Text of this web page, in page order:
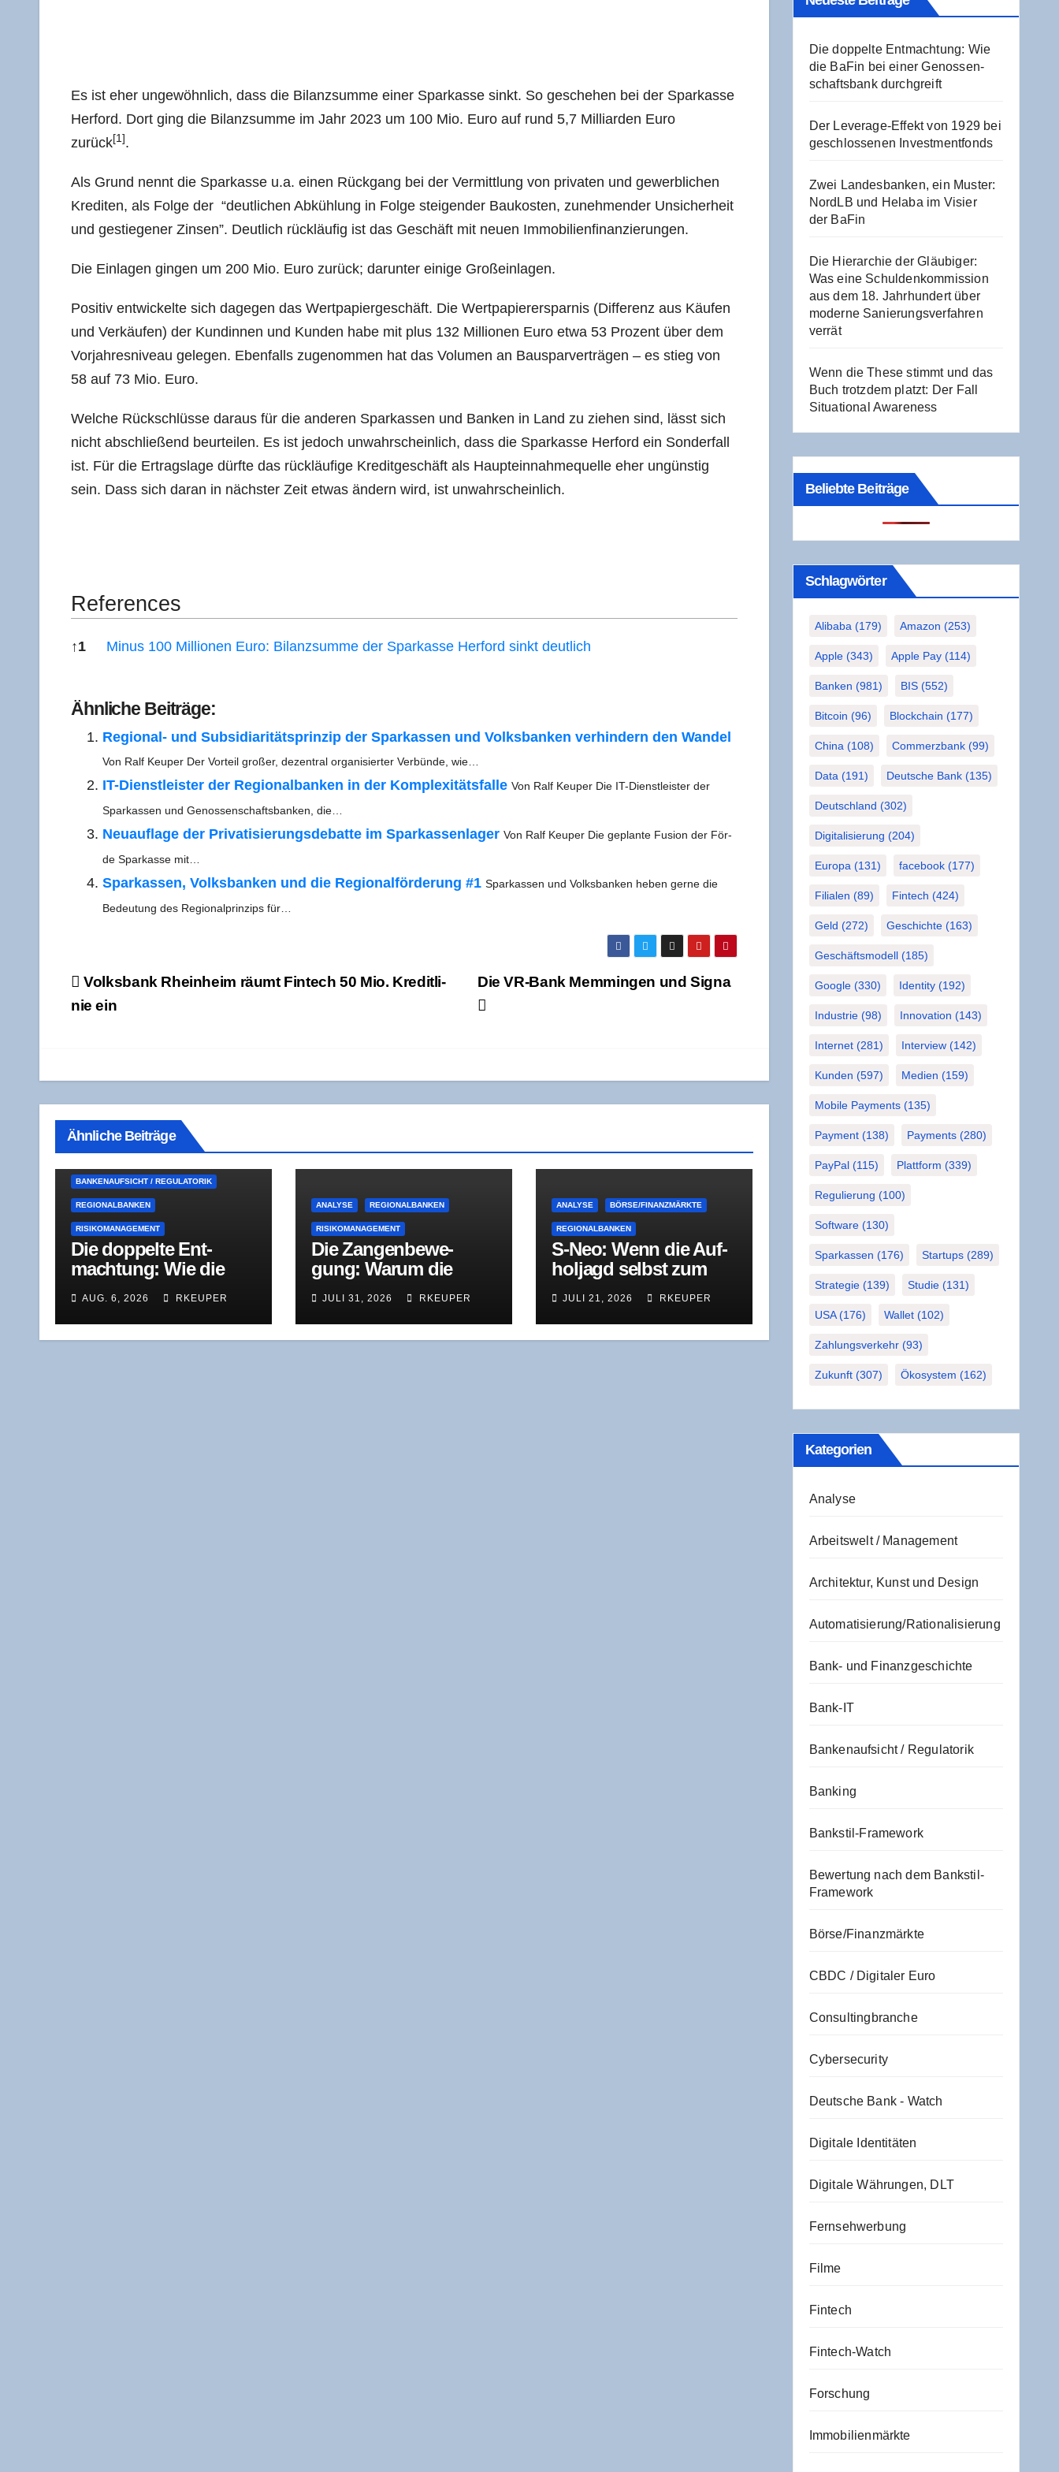
Es ist eher unge­wöhn­lich, dass die Bilanz­sum­me einer Spar­kas­se sinkt. So gesche­hen bei der Spar­kas­se
Her­ford. Dort ging die Bilanz­sum­me im Jahr 2023 um 100 Mio. Euro auf rund 5,7 Mil­li­ar­den Euro
zurück[1] .
Als Grund nennt die Spar­kas­se u.a. einen Rück­gang bei der Ver­mitt­lung von pri­va­ten und gewerb­li­chen
Kre­di­ten, als Fol­ge der “deut­li­chen Abküh­lung in Fol­ge stei­gen­der Bau­kos­ten, zuneh­men­der Unsi­cher­heit
und gestie­ge­ner Zin­sen”. Deut­lich rück­läu­fig ist das Geschäft mit neu­en Immobilienfinanzierungen.
Die Ein­la­gen gin­gen um 200 Mio. Euro zurück; dar­un­ter eini­ge Großeinlagen.
Posi­tiv ent­wi­ckel­te sich dage­gen das Wert­pa­pier­ge­schäft. Die Wert­pa­pier­er­spar­nis (Dif­fe­renz aus Käu­fen
und Ver­käu­fen) der Kun­din­nen und Kun­den habe mit plus 132 Mil­lio­nen Euro etwa 53 Pro­zent über dem
Vor­jah­res­ni­veau gele­gen. Eben­falls zuge­nom­men hat das Volu­men an Bau­spar­ver­trä­gen – es stieg von
58 auf 73 Mio. Euro.
Wel­che Rück­schlüs­se dar­aus für die ande­ren Spar­kas­sen und Ban­ken in Land zu zie­hen sind, lässt sich
nicht abschlie­ßend beur­tei­len. Es ist jedoch unwahr­schein­lich, dass die Spar­kas­se Her­ford ein Son­der­fall
ist. Für die Ertrags­la­ge dürf­te das rück­läu­fi­ge Kre­dit­ge­schäft als Haupt­ein­nah­me­quel­le eher ungüns­tig
sein. Dass sich dar­an in nächs­ter Zeit etwas ändern wird, ist unwahrscheinlich.
Refe­ren­ces
↑1 Minus 100 Mil­lio­nen Euro: Bilanz­sum­me der Spar­kas­se Her­ford sinkt deutlich
Ähn­li­che Beiträge:
Regio­nal- und Sub­si­dia­ri­täts­prin­zip der Spar­kas­sen und Volks­ban­ken ver­hin­dern den Wan­del
Von Ralf Keu­per Der Vor­teil gro­ßer, dezen­tral orga­ni­sier­ter Ver­bün­de, wie…
IT-Diens­t­­leis­­ter der Regio­nal­ban­ken in der Kom­ple­xi­täts­fal­le Von Ralf Keu­per Die IT-Diens­t­­leis­­ter der
Spar­kas­sen und Genos­sen­schafts­ban­ken, die…
Neu­auf­la­ge der Pri­va­ti­sie­rungs­de­bat­te im Spar­kas­sen­la­ger Von Ralf Keu­per Die geplan­te Fusi­on der För­
de Spar­kas­se mit…
Spar­kas­sen, Volks­ban­ken und die Regio­nal­för­de­rung #1 Spar­kas­sen und Volks­ban­ken heben ger­ne die
Bedeu­tung des Regio­nal­prin­zips für…
Beitragsnavigation Die VR-Bank Mem­min­gen und Signa
Volks­bank Rhein­heim räumt Fin­tech 50 Mio. Kre­dit­li­
nie ein
Ähnliche Beiträge
BANKENAUFSICHT / REGULATORIK
REGIONALBANKEN
RISIKOMANAGEMENT
Die dop­pel­te Ent­
mach­tung: Wie die
Genos­sen­schafts­bank
durchgreift
AUG. 6, 2026 RKEUPER
ANALYSE REGIONALBANKEN
RISIKOMANAGEMENT
Die Zan­gen­be­we­
gung: War­um die
nur ein Pro­blem des
Süd­wes­tens, son­dern
der Spar­kas­sen ins­ge­
JULI 31, 2026 RKEUPER
ANALYSE BÖRSE/FINANZMÄRKTE
REGIONALBANKEN
S‑Neo: Wenn die Auf­
hol­jagd selbst zum
JULI 21, 2026 RKEUPER
Die dop­pel­te Ent­mach­tung: Wie
die BaFin bei einer Genos­sen­
schafts­bank durchgreift
Der Levera­ge-Effekt von 1929 bei
geschlos­se­nen Investmentfonds
Zwei Lan­des­ban­ken, ein Mus­ter:
NordLB und Hela­ba im Visier
der BaFin
Die Hier­ar­chie der Gläu­bi­ger:
Was eine Schul­den­kom­mis­si­on
aus dem 18. Jahr­hun­dert über
moder­ne Sanie­rungs­ver­fah­ren
verrät
Wenn die The­se stimmt und das
Buch trotz­dem platzt: Der Fall
Situa­tio­nal Awareness
Beliebte Beiträge
Schlag­wör­ter
Alibaba (179) Amazon (253)
Apple(343) Apple Pay(114)
Banken (981) BIS(552)
Bitcoin (96) Blockchain (177)
China (108) Commerzbank(99)
Data (191) Deutsche Bank(135)
Deutschland (302)
Digitalisierung (204)
Europa (131) facebook(177)
Filialen (89) Fintech (424)
Geld (272) Geschichte(163)
Geschäftsmodell(185)
Google(330) Identity(192)
Industrie(98) Innovation (143)
Internet(281) Interview(142)
Kunden (597) Medien (159)
Mobile Payments(135)
Payment(138) Payments(280)
PayPal(115) Plattform (339)
Regulierung (100)
Software(130)
Sparkassen (176) Startups(289)
Strategie(139) Studie(131)
USA(176) Wallet(102)
Zahlungsverkehr(93)
Zukunft(307) Ökosystem (162)
Kate­go­rien
Analyse
Arbeitswelt / Management
Architektur, Kunst und Design
Automatisierung/Rationalisierung
Bank- und Finanzgeschichte
Bank-IT
Bankenaufsicht / Regulatorik
Banking
Bankstil-Framework
Bewertung nach dem Bankstil-
Framework
Börse/Finanzmärkte
CBDC / Digitaler Euro
Consultingbranche
Cybersecurity
Deutsche Bank - Watch
Digitale Identitäten
Digitale Währungen, DLT
Fernsehwerbung
Filme
Fintech
Fintech-Watch
Forschung
Immobilienmärkte